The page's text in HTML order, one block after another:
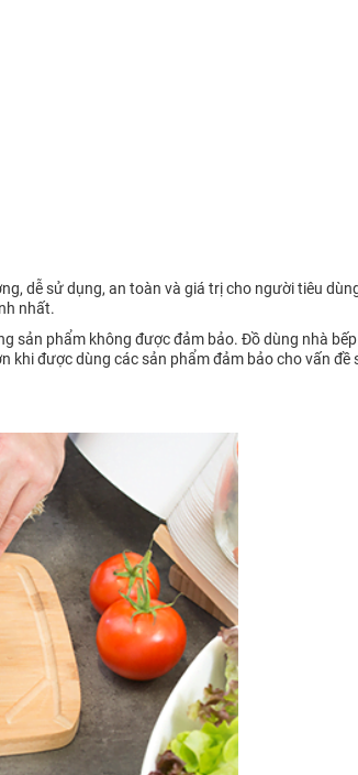
dễ sử dụng, an toàn và giá trị cho người tiêu
nhất.
sản phẩm không được đảm bảo. Đồ dùng nhà bếp
khi được dùng các sản phẩm đảm bảo cho vấn đề